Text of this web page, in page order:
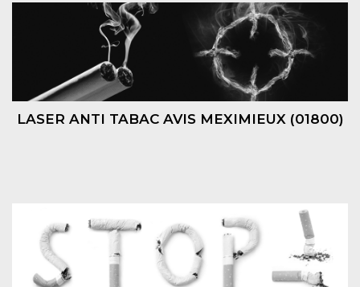
LASER ANTI TABAC AVIS MEXIMIEUX (01800)